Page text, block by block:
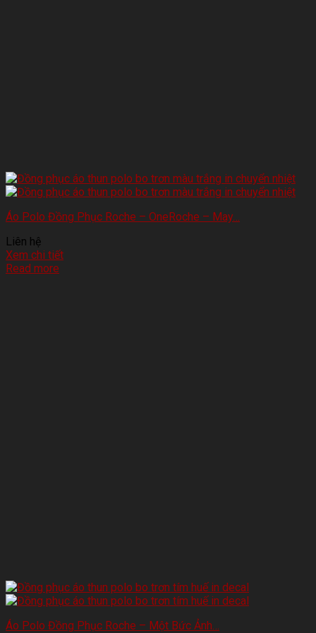
Áo Polo Đồng Phục Roche – OneRoche – May…
Liên hệ
Xem chi tiết
Read more
Áo Polo Đồng Phục Roche – Một Bức Ảnh…